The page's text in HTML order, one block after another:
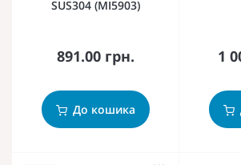
SUS304 (MI5903)
891.00 грн.
До кошика
1